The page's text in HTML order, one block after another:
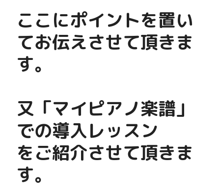
ここにポイントを置い
てお伝えさせて頂きま
す。
又「マイピアノ楽譜」
での導入レッスン
をご紹介させて頂きま
す。